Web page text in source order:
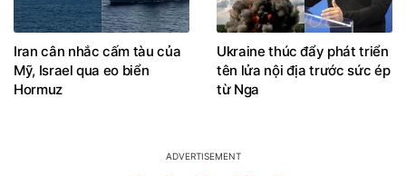
Iran cân nhắc cấm tàu của
Mỹ, Israel qua eo biển
Hormuz
Ukraine thúc đẩy phát triển
tên lửa nội địa trước sức ép
từ Nga